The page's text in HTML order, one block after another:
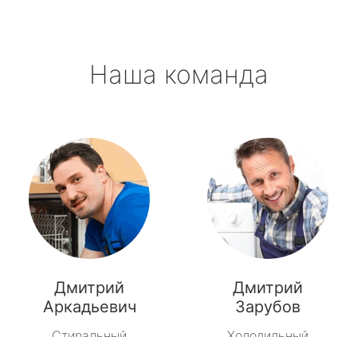
Наша команда
Дмитрий
Аркадьевич
Дмитрий
Зарубов